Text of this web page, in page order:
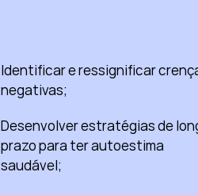
Identificar e ressignificar
negativas;
Desenvolver estratégias de
prazo para ter autoestima
saudável;